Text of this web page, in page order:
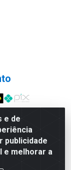
e de
publicidade
e melhorar a